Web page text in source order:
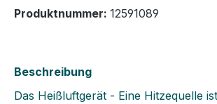
Produktnummer: 12591089
Beschreibung
Das Heißluftgerät - Eine Hitzequelle